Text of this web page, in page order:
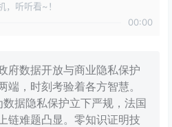
，听听看~！
00:00
府数据开放与商业隐私保护
端，时刻考验着各方智慧。
据隐私保护立下严规，法国
链难题凸显。零知识证明技